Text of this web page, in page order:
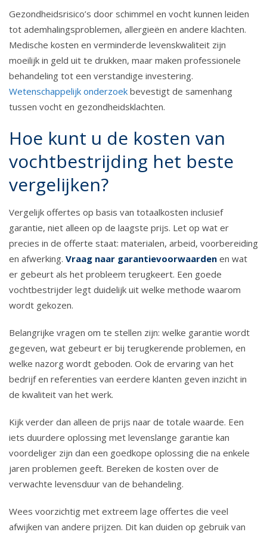
Gezondheidsrisico’s door schimmel en vocht kunnen leiden
tot ademhalingsproblemen, allergieën en andere klachten.
Medische kosten en verminderde levenskwaliteit zijn
moeilijk in geld uit te drukken, maar maken professionele
behandeling tot een verstandige investering.
Wetenschappelijk onderzoek bevestigt de samenhang
tussen vocht en gezondheidsklachten.
Hoe kunt u de kosten van
vochtbestrijding het beste
vergelijken?
Vergelijk offertes op basis van totaalkosten inclusief
garantie, niet alleen op de laagste prijs. Let op wat er
precies in de offerte staat: materialen, arbeid, voorbereiding
en afwerking. Vraag naar garantievoorwaarden en wat
er gebeurt als het probleem terugkeert. Een goede
vochtbestrijder legt duidelijk uit welke methode waarom
wordt gekozen.
Belangrijke vragen om te stellen zijn: welke garantie wordt
gegeven, wat gebeurt er bij terugkerende problemen, en
welke nazorg wordt geboden. Ook de ervaring van het
bedrijf en referenties van eerdere klanten geven inzicht in
de kwaliteit van het werk.
Kijk verder dan alleen de prijs naar de totale waarde. Een
iets duurdere oplossing met levenslange garantie kan
voordeliger zijn dan een goedkope oplossing die na enkele
jaren problemen geeft. Bereken de kosten over de
verwachte levensduur van de behandeling.
Wees voorzichtig met extreem lage offertes die veel
afwijken van andere prijzen. Dit kan duiden op gebruik van